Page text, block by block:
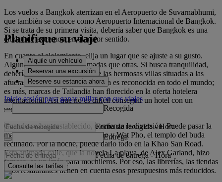
Los vuelos a Bangkok aterrizan en el Aeropuerto de Suvarnabhumi,
que también se conoce como Aeropuerto Internacional de Bangkok.
Si se trata de su primera visita, debería saber que Bangkok es una
ciudad de extremos, en el mejor sentido.
En cuanto al alojamiento, elija un lugar que se ajuste a su gusto.
Algunas áreas son más animadas que otras. Si busca tranquilidad,
debería decidirse por alguna de las hermosas villas situadas a las
afueras. La hospitalidad tailandesa es reconocida en todo el mundo;
es más, marcas de Tailandia han florecido en la oferta hotelera
internacional. Así que no es difícil conseguir un hotel con un
servicio de primera.
Cuando se haya establecido, comienza la diversión. Puede pasar la
mañana visitando el Gran Palacio y Wat Pho, el templo del buda
reclinado. Por la noche, puede darlo todo en la Khao San Road.
Esta animada calle, que la novela La playa, de Alex Garland, hizo
famosa, es un imán para mochileros. Por eso, las librerías, las tiendas
y los restaurantes tienen en cuenta esos presupuestos más reducidos.
Planifique su viaje
Alquile un vehículo
Reservar una excursión
Reserve su estancia ahora
Inicie sesión para ganar millas con sus viajes
Recogida
Fecha de recogida - Hora
Entrega
Fecha de entrega - Hora
Consulte las tarifas